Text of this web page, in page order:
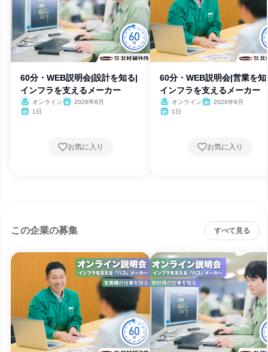
60分・WEB説明会|設計を知る|
インフラを支えるメーカー
オンライン
2026年8月
1日
お気に入り
60分・WEB説明会|営業を知
インフラを支えるメーカー
オンライン
2026年8月
1日
お気に入り
この企業の募集 すべて見る